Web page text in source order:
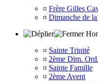
¤ Frère Gilles
¤ Dimanche de
¤ Sainte Trinité
¤ 2ème Dim. Ord.
¤ Sainte Famille
¤ 2ème Avent